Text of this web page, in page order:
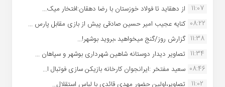
11:07
از دهقاید تا فولاد خوزستان با رضا دهقان:افتخار میک...
08:22 کنایه عجیب امیر حسین صادقی پیش از بازی مقابل پارس ...
11:38 گزارش روز/گنج میخواهید ،بروید بوشهر!...
11:34 تصاویر دیدار دوستانه شاهین شهردارى بوشهر و سپاهان ...
08:46 سعید مفتخر :ایرانجوان کارخانه بازیکن سازی فوتبال ا...
11:02
تصاویر،اولین حضور مهدی قائدی با لباس استقلال...